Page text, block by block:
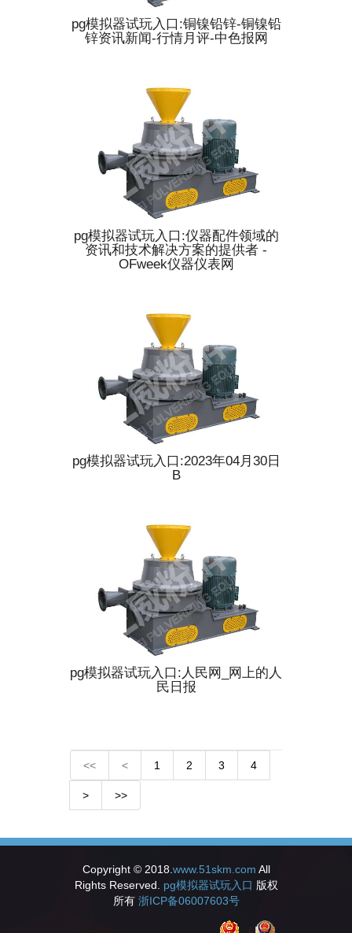
pg模拟器试玩入口:铜镍铅锌-铜镍铅
锌资讯新闻-行情月评-中色报网
pg模拟器试玩入口:仪器配件领域的
资讯和技术解决方案的提供者 -
OFweek仪器仪表网
pg模拟器试玩入口:2023年04月30日
B
pg模拟器试玩入口:人民网_网上的人
民日报
<< < 1 2 3 4
> >>
Copyright © 2018. www.51skm.com All
Rights Reserved. pg模拟器试玩入口 版权
所有 浙ICP备06007603号